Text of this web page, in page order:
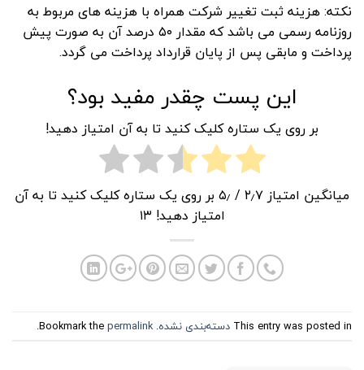
نکته: هزینه ثبت تغییر شرکت همراه با هزینه های مربوط به
روزنامه رسمی می باشد که مقدار ۵۰ درصد آن به صورت پیش
پرداخت و مابقی پس از پایان قرارداد پرداخت می گردد.
این پست چقدر مفید بود؟
بر روی یک ستاره کلیک کنید تا به آن امتیاز دهید!
میانگین امتیاز۲٫۷
/ ۵٫ بر روی یک ستاره کلیک کنید تا به آن
امتیاز دهید! ۱۳
This entry was posted in دسته‌بندی نشده. Bookmark the
permalink
.